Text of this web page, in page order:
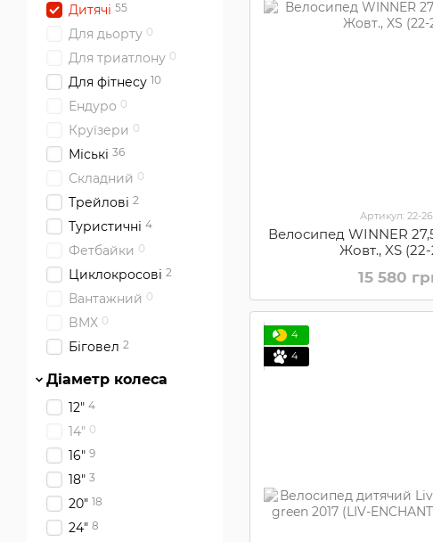
Артикул: 22-
Велосипед WINNER
Жовт., XS
15 580
4
4
Дитячі 55
Для дьорту 0
Для триатлону 0
Для фітнесу 10
Ендуро 0
Круїзери 0
Міські 36
Складний 0
Трейлові 2
Туристичні 4
Фетбайки 0
Циклокросові 2
Вантажний 0
BMX 0
Біговел 2
Діаметр колеса
12" 4
14" 0
16" 9
18" 3
20" 18
24" 8